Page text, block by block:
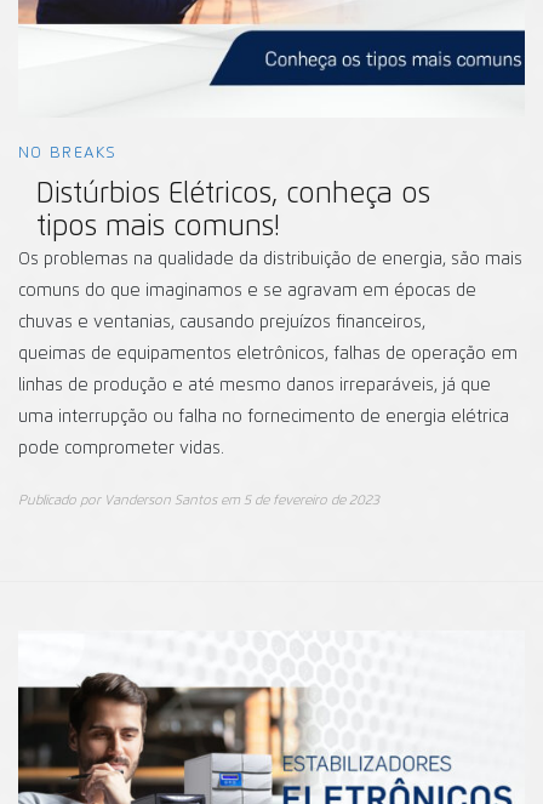
NO BREAKS
Distúrbios Elétricos, conheça os
tipos mais comuns!
Os problemas na qualidade da distribuição de energia, são mais
comuns do que imaginamos e se agravam em épocas de
chuvas e ventanias, causando prejuízos financeiros,
queimas de equipamentos eletrônicos, falhas de operação em
linhas de produção e até mesmo danos irreparáveis, já que
uma interrupção ou falha no fornecimento de energia elétrica
pode comprometer vidas.
Publicado por Vanderson Santosem 5 de fevereiro de 2023